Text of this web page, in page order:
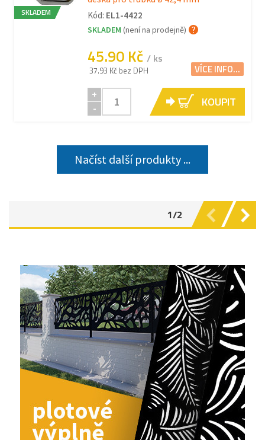
SKLADEM Kód: EL1-4422
SKLADEM (není na prodejně)
45.90 Kč / ks
37.93 Kč bez DPH VÍCE INFO...
+
-
KOUPIT
Načíst další produkty ...
1/2